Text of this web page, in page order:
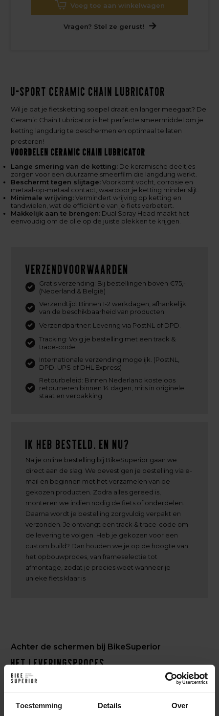
Toestemming Details Over
Voeg toe aan winkelwagen
Vragen? Stel ze gerust!
U-Sport Ceramic Chain Lubricator
Wil je dat je fietsketting soepel draait en langer meegaat? De
Ceramic Chain Lubricator is het perfecte smeermiddel om je
ketting langdurig te beschermen en optimaal te laten
presteren!
Voordelen Ceramic Chain Lubricator
Lange smering van de ketting: De keramische deeltjes
zorgen voor een duurzame smeerfilm die langdurig werkt.
Beschermt tegen slijtage:Voorkomt vocht, corrosie en
metaal-op-metaal contact, waardoor je ketting minder slijt.
Minimale wrijving:Vermindert wrijving op ketting en
tandwielen, wat de efficiëntie van je fiets verbetert.
Makkelijk aan te brengen: Dual Spray Head maakt het
eenvoudig om de olie op de juiste plekken te krijgen.
Verzendvoorwaarden
Gratis verzending: Bij bestellingen boven €75,-
(Nederland & België)
Verzendtijd: Binnen 1-2 werkdagen, afhankelijk
van de beschikbaarheid van producten.
Verzendpartner: Levering via PostNL of DPD.
Tracking: Volg je bestelling met een track &
trace-code.
Internationale verzending mogelijk. (PostNL,
DPD, UPS of DHL Express)
Retourbeleid: Binnen Nederland kosteloos
retourneren binnen 14 dagen, mits in originele
staat en verpakking.
Ik heb besteld. En nu?
Na je online bestelling bij BikeSuperior gaan we
direct aan de slag. We bevestigen je bestelling via e-
mail en beginnen met het verzamelen van de
gekozen producten. Zodra alles gereed is,
monteren we indien nodig de fiets of onderdelen.
Daarna wordt je bestelling zorgvuldig verpakt en
verzonden. Je ontvangt een track & trace-code om
de levering te volgen. Heb je gekozen voor een
custom build? Dan houden we je op de hoogte van
het opbouwproces, van frameselectie tot
afmontage, zodat je precies weet wanneer je
unieke fiets klaar is
Achter de schermen bij BikeSuperior
Het leveringsproces
Na je bestelling verzamelt ons magazijnteam alle benodigde
werkplaats wordt de fiets volledig opgebouwd en uitgebreid